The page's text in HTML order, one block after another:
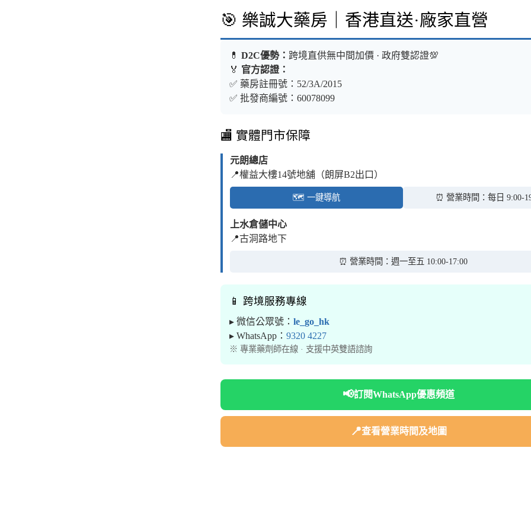
🎯 樂誠大藥房｜香港直送·廠家直營
💊 D2C優勢： 跨境直供無中間加價 · 政府雙認證💯
🏅 官方認證：
✅ 藥房註冊號：52/3A/2015
✅ 批發商編號：60078099
🏬 實體門市保障
元朗總店
📍權益大樓14號地舖（朗屏B2出口）
🗺️ 一鍵導航 ⏰ 營業時間：每日 9:00-
上水倉儲中心
📍古洞路地下
⏰ 營業時間：週一至五 10:00-17:00
📱 跨境服務專線
▸ 微信公眾號： le_go_hk
▸ WhatsApp： 9320 4227
※ 專業藥劑師在線 · 支援中英雙語諮詢
📢訂閱WhatsApp優惠頻道
📍查看營業時間及地圖